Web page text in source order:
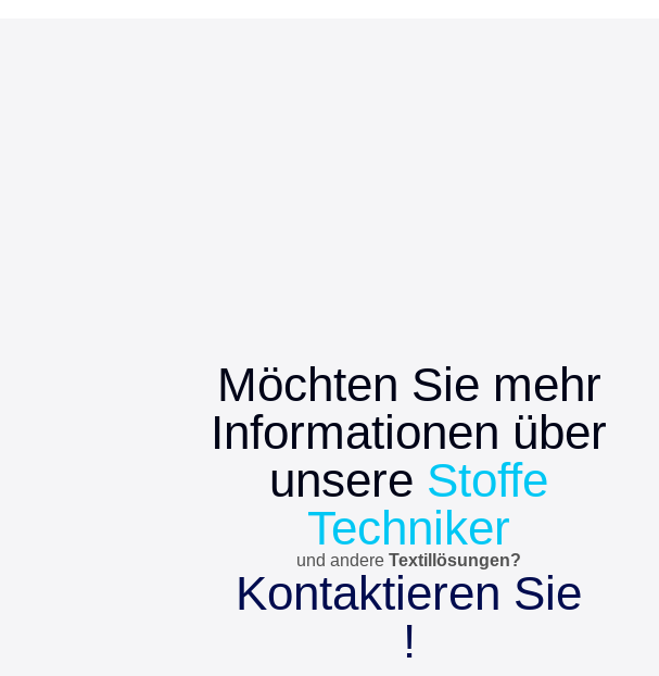
Möchten Sie mehr
Informationen über
unsere Stoffe
Techniker
und andereTextillösungen?
Kontaktieren Sie
!